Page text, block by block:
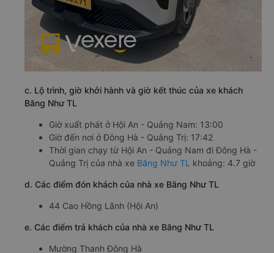
c. Lộ trình, giờ khởi hành và giờ kết thúc của xe khách
Băng Như TL
Giờ xuất phát ở Hội An - Quảng Nam: 13:00
Giờ đến nơi ở Đông Hà - Quảng Trị: 17:42
Thời gian chạy từ Hội An - Quảng Nam đi Đông Hà -
Quảng Trị của nhà xe Băng Như TL khoảng: 4.7 giờ
d. Các điểm đón khách của nhà xe Băng Như TL
44 Cao Hồng Lãnh (Hội An)
e. Các điểm trả khách của nhà xe Băng Như TL
Mường Thanh Đông Hà